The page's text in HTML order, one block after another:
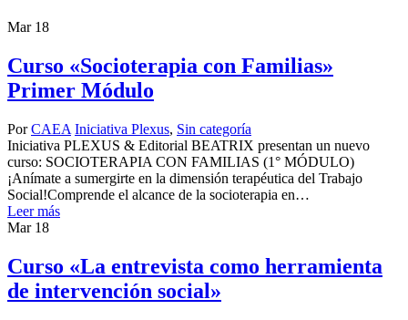
Mar 18
Curso «Socioterapia con Familias»
Primer Módulo
Por CAEA Iniciativa Plexus, Sin categoría
Iniciativa PLEXUS & Editorial BEATRIX presentan un nuevo
curso: SOCIOTERAPIA CON FAMILIAS (1° MÓDULO)
¡Anímate a sumergirte en la dimensión terapéutica del Trabajo
Social!Comprende el alcance de la socioterapia en…
Leer más
Mar 18
Curso «La entrevista como herramienta
de intervención social»